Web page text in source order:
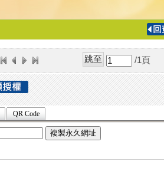
導
/1 頁
QR Code
複製永久網址